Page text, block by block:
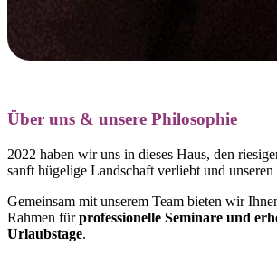
Über uns & unsere Philosophie
2022 haben wir uns in dieses Haus, den
sanft hügelige Landschaft verliebt und
Gemeinsam mit unserem Team bieten wir
Rahmen fürprofessionelle Seminare und
Urlaubstage.